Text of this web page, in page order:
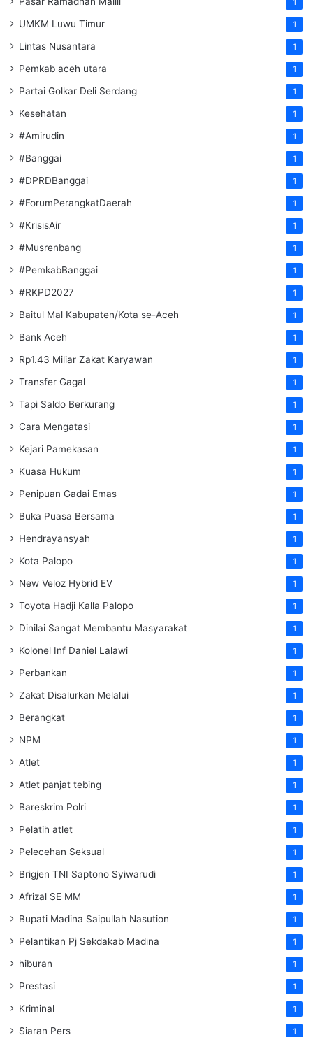
1
UMKM Luwu Timur 1
Lintas Nusantara 1
Pemkab aceh utara 1
Partai Golkar Deli Serdang 1
Kesehatan 1
#Amirudin 1
#Banggai 1
#DPRDBanggai 1
#ForumPerangkatDaerah 1
#KrisisAir 1
#Musrenbang 1
#PemkabBanggai 1
#RKPD2027 1
Baitul Mal Kabupaten/Kota se-Aceh 1
Bank Aceh 1
Rp1.43 Miliar Zakat Karyawan 1
Transfer Gagal 1
Tapi Saldo Berkurang 1
Cara Mengatasi 1
Kejari Pamekasan 1
Kuasa Hukum 1
Penipuan Gadai Emas 1
Buka Puasa Bersama 1
Hendrayansyah 1
Kota Palopo 1
New Veloz Hybrid EV 1
Toyota Hadji Kalla Palopo 1
Dinilai Sangat Membantu Masyarakat 1
Kolonel Inf Daniel Lalawi 1
Perbankan 1
Zakat Disalurkan Melalui 1
Berangkat 1
NPM 1
Atlet 1
Atlet panjat tebing 1
Bareskrim Polri 1
Pelatih atlet 1
Pelecehan Seksual 1
Brigjen TNI Saptono Syiwarudi 1
Afrizal SE MM 1
Bupati Madina Saipullah Nasution 1
Pelantikan Pj Sekdakab Madina 1
hiburan 1
Prestasi 1
Kriminal 1
Siaran Pers 1